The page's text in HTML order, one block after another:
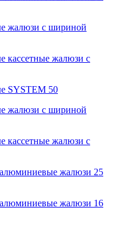
жалюзи с шириной
кассетные жалюзи с
SYSTEM 50
жалюзи с шириной
кассетные жалюзи с
жалюзи 25
жалюзи 16